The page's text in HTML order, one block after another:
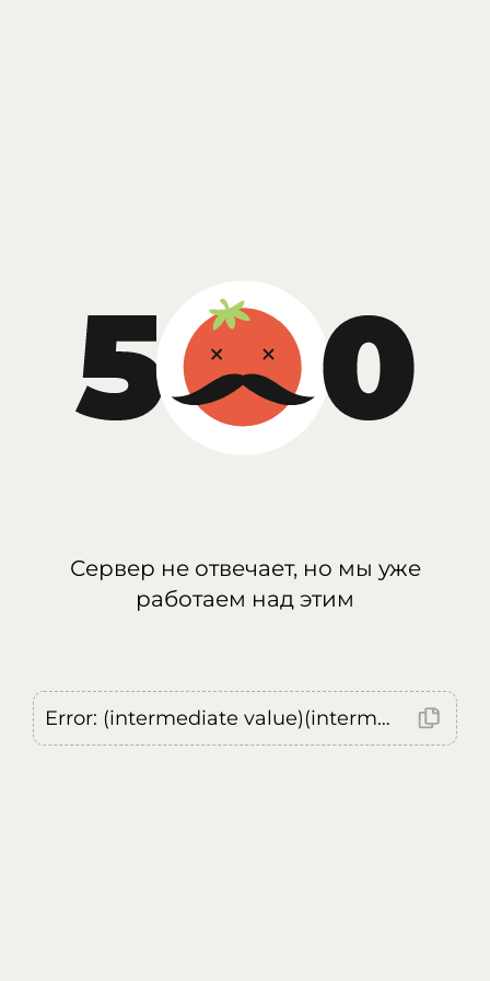
Сервер не отвечает, но мы уже
работаем над этим
Error: (intermediate value)(intermediate value)(intermediate value).replaceAll is not a function